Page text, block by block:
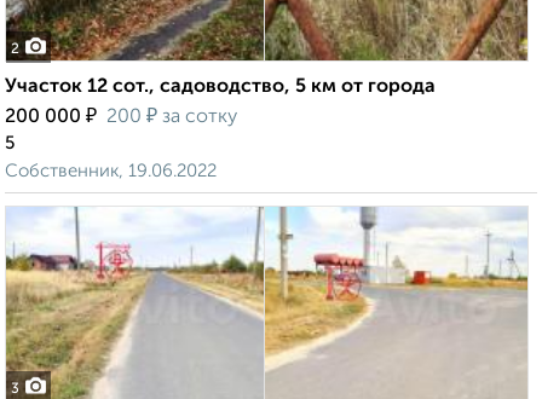
2
Участок 12 сот., садоводство, 5 км от города
200 000 ₽ 200 ₽ за сотку
5
Собственник, 19.06.2022
3